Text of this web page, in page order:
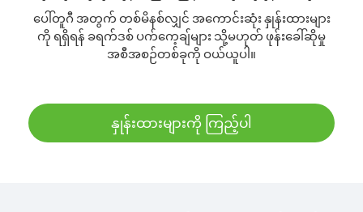
ပေါ်တူဂီ အတွက် တစ်မိနစ်လျှင် အကောင်းဆုံး နှုန်းထားများ
ကို ရရှိရန် ခရက်ဒစ် ပက်ကေ့ချ်များ သို့မဟုတ် ဖုန်းခေါ်ဆိုမှု
အစီအစဉ်တစ်ခုကို ဝယ်ယူပါ။
နှုန်းထားများကို ကြည့်ပါ